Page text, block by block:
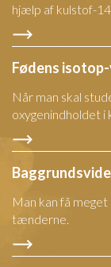
hjælp af kulstof-
Fødens
Når man skal
oxygenindholdet i
Man kan få
tænderne.